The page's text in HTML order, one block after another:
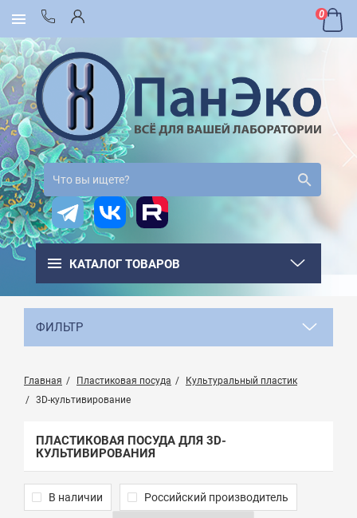
0
КАТАЛОГ ТОВАРОВ
ФИЛЬТР
Главная Пластиковая посуда
Культуральный пластик
3D-культивирование
ПЛАСТИКОВАЯ ПОСУДА ДЛЯ 3D-
КУЛЬТИВИРОВАНИЯ
В наличии Российский производитель